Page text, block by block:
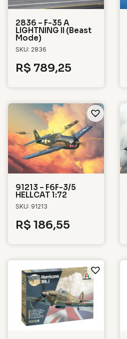
2836 – F-35 A
LIGHTNING II (Beast
Mode)
SKU: 2836
R$ 789,25
91213 – F6F-3/5
HELLCAT 1:72
SKU: 91213
R$ 186,55